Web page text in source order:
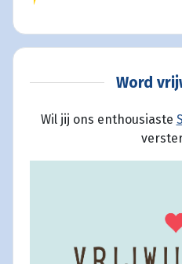
Word
Wil jij ons enthousiaste